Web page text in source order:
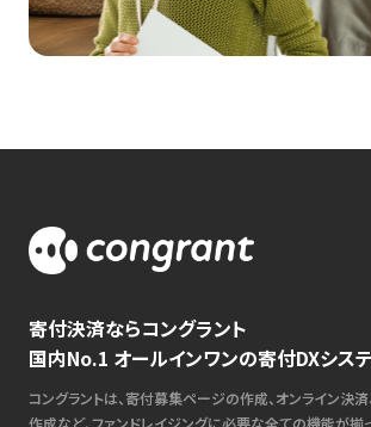
寄付決済ならコングラント
国内No.1 オールインワンの寄付DXシス
コングラントは、寄付募集ページの作成、オンライン決
作成など、ファンドレイジングに必要な全ての機能が揃